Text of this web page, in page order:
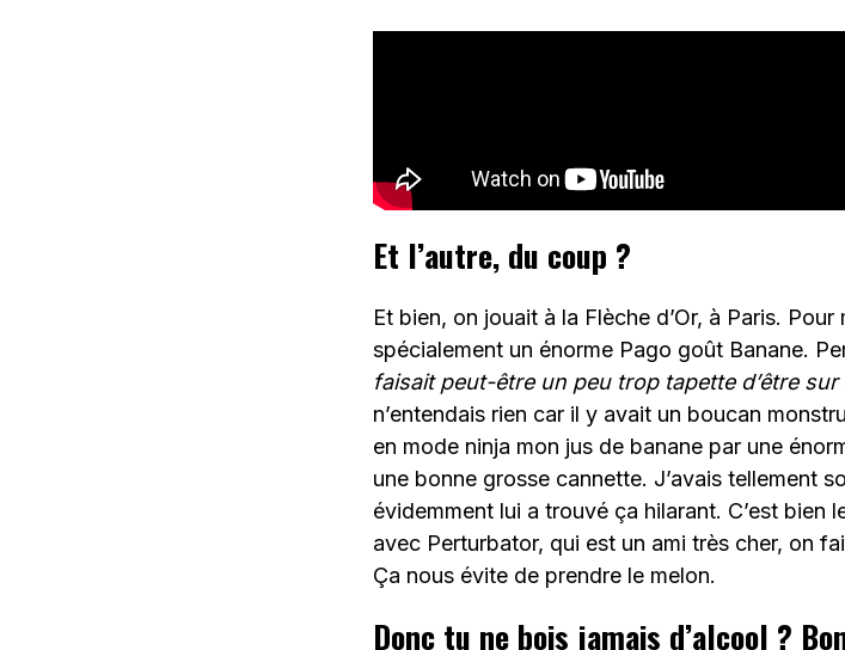
Et l’autre, du coup ?
Et bien, on jouait à la Flèche d’Or, à Paris.
spécialement un énorme Pago goût Banane.
faisait peut-être un peu trop tapette d’être
n’entendais rien car il y avait un boucan
en mode ninja mon jus de banane par une
une bonne grosse cannette. J’avais tellement
évidemment lui a trouvé ça hilarant. C’est bien
avec Perturbator, qui est un ami très cher, on
Ça nous évite de prendre le melon.
Donc tu ne bois jamais d’alcool ?